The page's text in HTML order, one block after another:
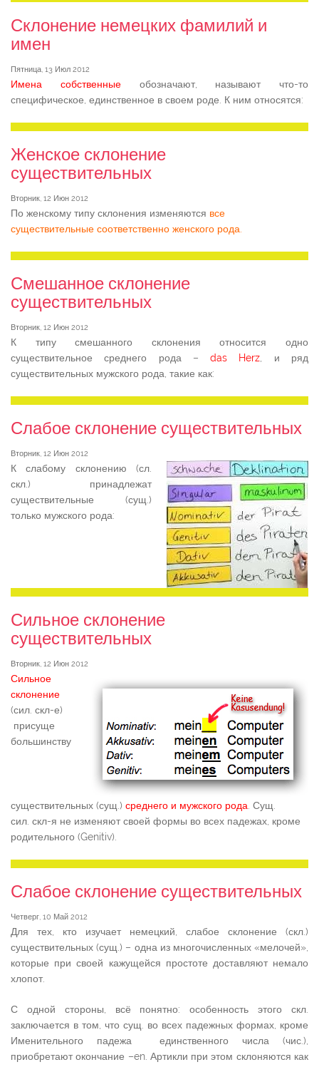
Склонение немецких фамилий и
имен
Пятница, 13 Июл 2012
Имена собственные обозначают, называют что-то
специфическое, единственное в своем роде. К ним относятся:
Женское склонение
существительных
Вторник, 12 Июн 2012
По женскому типу склонения изменяются все
существительные соответственно женского рода.
Смешанное склонение
существительных
Вторник, 12 Июн 2012
К типу смешанного склонения относится одно
существительное среднего рода –das Herz, и ряд
существительных мужского рода, такие как:
Слабое склонение существительных
Вторник, 12 Июн 2012
К слабому склонению (сл.
скл.) принадлежат
существительные (сущ.)
только мужского рода:
Сильное склонение
существительных
Вторник, 12 Июн 2012
Сильное
склонение
(сил. скл-е)
присуще
большинству
существительных (сущ.) среднего и мужского рода. Сущ.
сил. скл-я не изменяют своей формы во всех падежах, кроме
родительного (Genitiv).
Слабое склонение существительных
Четверг, 10 Май 2012
Для тех, кто изучает немецкий, слабое склонение (скл.)
существительных (сущ.) – одна из многочисленных «мелочей»,
которые при своей кажущейся простоте доставляют немало
хлопот.
С одной стороны, всё понятно: особенность этого скл.
заключается в том, что сущ. во всех падежных формах, кроме
Именительного падежа единственного числа (чис.),
приобретают окончание –en. Артикли при этом склоняются как